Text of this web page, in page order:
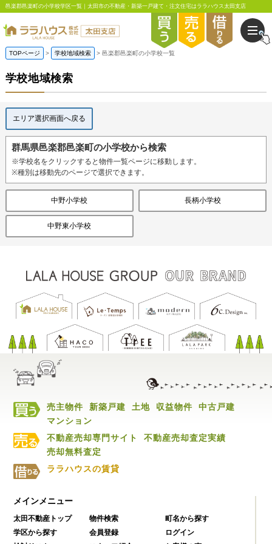
邑楽郡邑楽町の小学校学区一覧｜太田市の不動産・新築一戸建て・注文住宅はララハウス太田支店
TOPページ 学校地域検索 邑楽郡邑楽町の小学校一覧
学校地域検索
エリア選択画面へ戻る
群馬県邑楽郡邑楽町の小学校から検索
※学校名をクリックすると物件一覧ページに移動します。
※種別は移動先のページで選択できます。
中野小学校 長柄小学校
中野東小学校
売主物件 新築戸建 土地 収益物件
中古戸建
マンション
不動産売却専門サイト
不動産売却査定実績
売却無料査定
ララハウスの賃貸
メインメニュー
太田不動産トップ 物件検索
町名から探す
学区から探す
会員登録
ログイン